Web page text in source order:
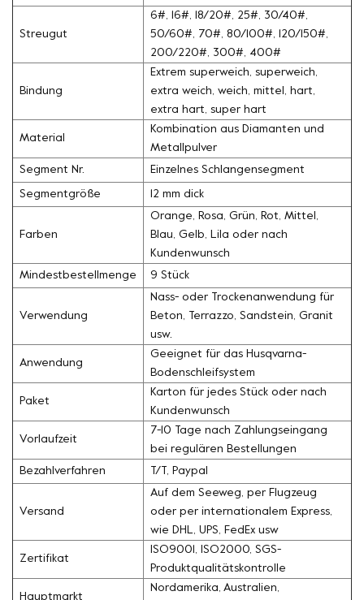
Streugut
6#, 16#, 18/20#, 25#, 30/40#,
50/60#, 70#, 80/100#, 120/150#,
200/220#, 300#, 400#
Bindung
Extrem superweich, superweich,
extra weich, weich, mittel, hart,
extra hart, super hart
Material
Kombination aus Diamanten und
Metallpulver
Segment Nr. Einzelnes Schlangensegment
Segmentgröße 12 mm dick
Farben
Orange, Rosa, Grün, Rot, Mittel,
Blau, Gelb, Lila oder nach
Kundenwunsch
Mindestbestellmenge 9 Stück
Verwendung
Nass- oder Trockenanwendung für
Beton, Terrazzo, Sandstein, Granit
usw.
Anwendung
Geeignet für das Husqvarna-
Bodenschleifsystem
Paket
Karton für jedes Stück oder nach
Kundenwunsch
Vorlaufzeit
7-10 Tage nach Zahlungseingang
bei regulären Bestellungen
Bezahlverfahren T/T, Paypal
Versand
Auf dem Seeweg, per Flugzeug
oder per internationalem Express,
wie DHL, UPS, FedEx usw
Zertifikat
ISO9001, ISO2000, SGS-
Produktqualitätskontrolle
Hauptmarkt
Nordamerika, Australien,